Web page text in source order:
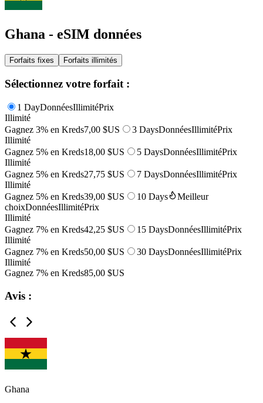
Ghana - eSIM données
Forfaits fixes Forfaits illimités
Sélectionnez votre forfait :
1 DayDonnéesIllimitéPrix
Illimité
Gagnez 3% en Kreds7,00 $US 3 DaysDonnéesIllimitéPrix
Illimité
Gagnez 5% en Kreds18,00 $US 5 DaysDonnéesIllimitéPrix
Illimité
Gagnez 5% en Kreds27,75 $US 7 DaysDonnéesIllimitéPrix
Illimité
Gagnez 5% en Kreds39,00 $US 10 Days
Meilleur
choixDonnéesIllimitéPrix
Illimité
Gagnez 7% en Kreds42,25 $US 15 DaysDonnéesIllimitéPrix
Illimité
Gagnez 7% en Kreds50,00 $US 30 DaysDonnéesIllimitéPrix
Illimité
Gagnez 7% en Kreds85,00 $US
Avis :
Ghana